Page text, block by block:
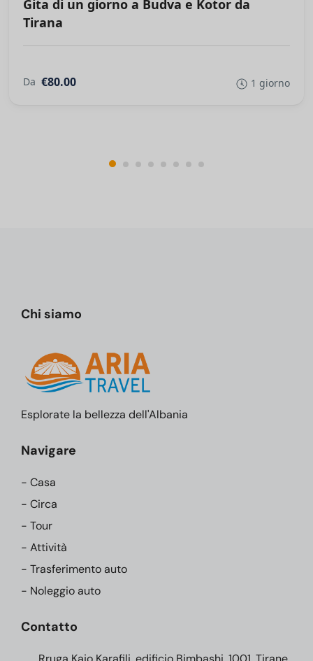
Gita di un giorno a Budva e Kotor da
Tirana
Da €80.00 1 giorno
Chi siamo
Esplorate la bellezza dell'Albania
Navigare
- Casa
- Circa
- Tour
- Attività
- Trasferimento auto
- Noleggio auto
Contatto